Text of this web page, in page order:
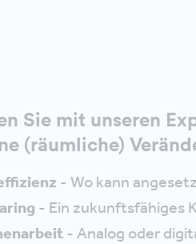
Sie mit unseren
(räumliche)
- Wo kann
- Ein zukunftsfähiges
- Analog oder